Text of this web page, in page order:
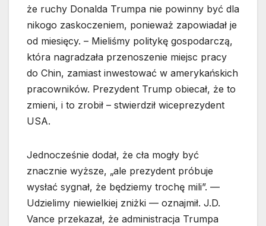
że ruchy Donalda Trumpa nie powinny być dla
nikogo zaskoczeniem, ponieważ zapowiadał je
od miesięcy. – Mieliśmy politykę gospodarczą,
która nagradzała przenoszenie miejsc pracy
do Chin, zamiast inwestować w amerykańskich
pracowników. Prezydent Trump obiecał, że to
zmieni, i to zrobił – stwierdził wiceprezydent
USA.
Jednocześnie dodał, że cła mogły być
znacznie wyższe, „ale prezydent próbuje
wysłać sygnał, że będziemy trochę mili”. —
Udzielimy niewielkiej zniżki — oznajmił. J.D.
Vance przekazał, że administracja Trumpa